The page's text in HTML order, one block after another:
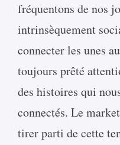
fréquentons de nos
intrinsèquement
connecter les unes
toujours prêté
des histoires qui
connectés. Le
tirer parti de cette